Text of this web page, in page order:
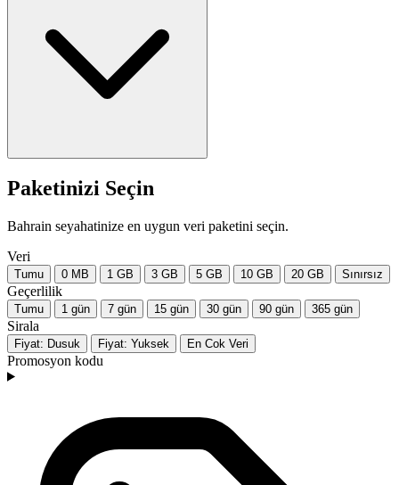
Paketinizi Seçin
Bahrain seyahatinize en uygun veri paketini seçin.
Veri
Tumu 0 MB 1 GB 3 GB 5 GB 10 GB 20 GB Sınırsız
Geçerlilik
Tumu 1 gün 7 gün 15 gün 30 gün 90 gün 365 gün
Sirala
Fiyat: Dusuk Fiyat: Yuksek En Cok Veri
Promosyon kodu